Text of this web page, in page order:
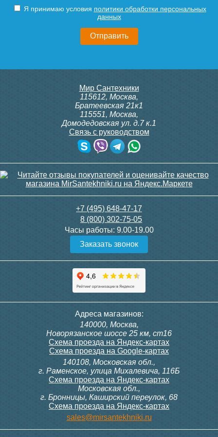
Подробнее
Конвектор ITT.080.200.1300
с решеткой GRILL.SGA-20-
30 665
Конвектор ITT.080.200.1300
с решеткой GRILL.SGW-20-
1300 венге
Конвектор ITT.080.200.1000
с решеткой GRILL.SGW-20-
Конвектор ITT.080.200.1000
с решеткой GRILL.SGW-20-
Конвектор ITT.080.200.900 с
решеткой GRILL.SGA-20-
Конвектор ITT.080.200.1000
с решеткой GRILL.SGA-20-
1/2"
3 150
Модуль-адаптер itermic
6 200
Подробнее
Контроллер Siemens RAB
11, 230В (механ.)
Подробнее
Siemens VDN 115, прямой
3 300
ITTB на DIN рейку
23 500
Я принимаю условия политики обработки персональных
данных
Мир Сантехники
115612, Москва,
Братеевская 21к1
115551, Москва,
Домодедовская ул. д.7 к.1
Связь с руководством
+7 (495) 648-47-17
8 (800) 302-75-05
Часы работы: 9.00-19.00
Заказать звонок
Адреса магазинов:
140000, Москва,
Новорязанское шоссе 25 км, ст16
Схема проезда на Яндекс-картах
Схема проезда на Google-картах
140108, Московская обл.,
г. Раменское, улица Михалевича, 116Б
Схема проезда на Яндекс-картах
Московская обл.,
г. Бронницы, Каширский переулок, 68
Схема проезда на Яндекс-картах
sales@mirsantekhniki.ru